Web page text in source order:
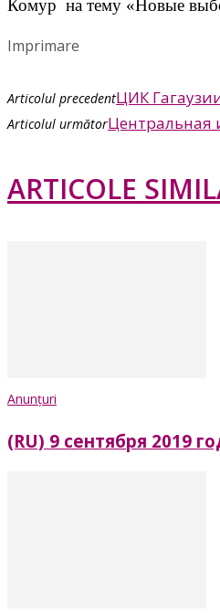
Комур на тему «Новые
Imprimare
Articolul precedentЦИК
Articolul următorЦентральная
ARTICOLE
Anunțuri
(RU) 9 сентября 2019